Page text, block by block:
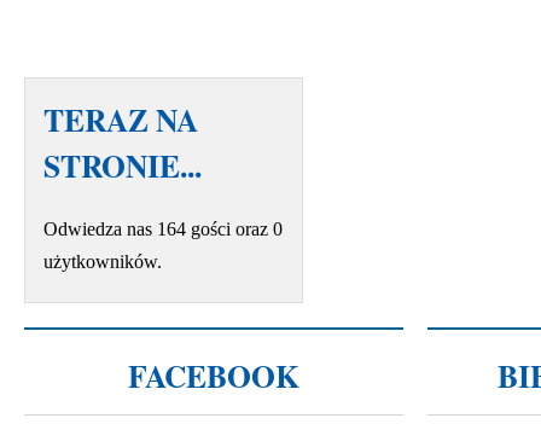
TERAZ NA
STRONIE...
Odwiedza nas 164 gości oraz 0
użytkowników.
FACEBOOK